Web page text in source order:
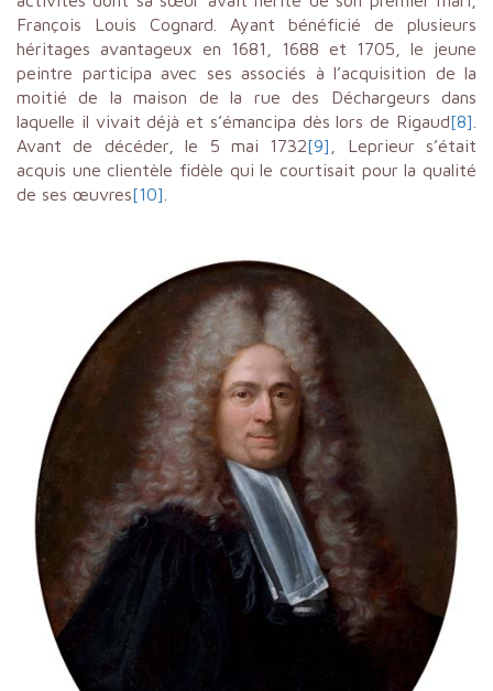
François Louis Cognard. Ayant bénéficié de plusieurs
héritages avantageux en 1681, 1688 et 1705, le jeune
peintre participa avec ses associés à l’acquisition de la
moitié de la maison de la rue des Déchargeurs dans
laquelle il vivait déjà et s’émancipa dès lors de Rigaud[8]
Avant de décéder, le 5 mai 1732[9]
, Leprieur s’était
acquis une clientèle fidèle qui le courtisait pour la qualité
de ses œuvres[10]